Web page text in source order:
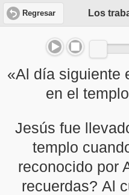
Regresar Los
«Al día siguiente
en el
Jesús fue
templo
reconocido por
recuerdas? Al